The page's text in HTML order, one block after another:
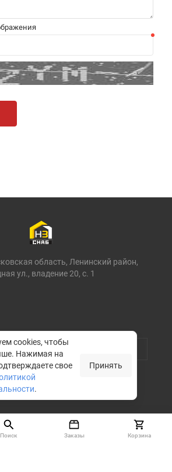
область, Ленинский район,
ул., владение 20, с. 1
cookies, чтобы
Нажимая на
свое
.
Принять
Поиск Заказы Корзина